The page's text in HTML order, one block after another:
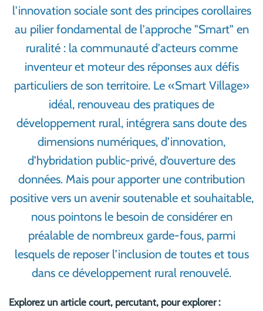
l'innovation sociale sont des principes corollaires
au pilier fondamental de l'approche "Smart" en
ruralité : la communauté d'acteurs comme
inventeur et moteur des réponses aux défis
particuliers de son territoire​.​ Le «Smart Village»
idéal, renouveau des pratiques de
développement rural, intégrera sans doute des
dimensions numériques, d’innovation,
d’hybridation public-privé, d’ouverture des
données. Mais pour apporter une contribution
positive vers un avenir soutenable et souhaitable,
nous pointons le besoin de considérer en
préalable de nombreux garde-fous, parmi
lesquels de r​eposer l’inclusion de toutes et tous
dans ce développement rural renouvelé.
Explorez un article court, percutant, pour explorer :